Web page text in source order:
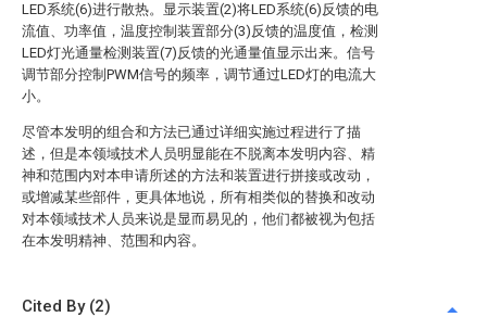
LED系统(6)进行散热。显示装置(2)将LED系统(6)反馈的电
流值、功率值，温度控制装置部分(3)反馈的温度值，检测
LED灯光通量检测装置(7)反馈的光通量值显示出来。信号
调节部分控制PWM信号的频率，调节通过LED灯的电流大
小。
尽管本发明的组合和方法已通过详细实施过程进行了描
述，但是本领域技术人员明显能在不脱离本发明内容、精
神和范围内对本申请所述的方法和装置进行拼接或改动，
或增减某些部件，更具体地说，所有相类似的替换和改动
对本领域技术人员来说是显而易见的，他们都被视为包括
在本发明精神、范围和内容。
Cited By (2)